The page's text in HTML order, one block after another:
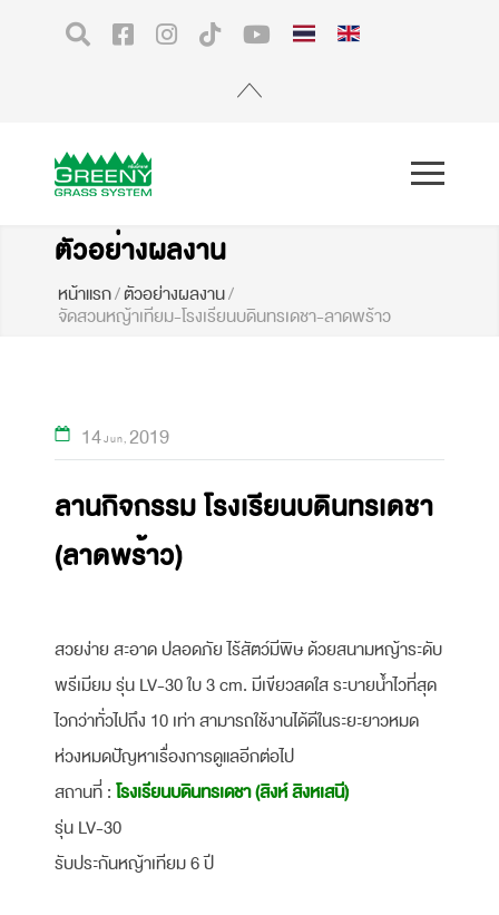
ตัวอย่างผลงาน
หน้าแรก/ตัวอย่างผลงาน/
จัดสวนหญ้าเทียม-โรงเรียนบดินทรเดชา-ลาดพร้าว
14Jun 2019
ลานกิจกรรม โรงเรียนบดินทรเดชา
(ลาดพร้าว)
สวยง่าย สะอาด ปลอดภัย ไร้สัตว์มีพิษ ด้วยสนามหญ้าระดับ
พรีเมียม รุ่น LV-30 ใบ 3 cm. มีเขียวสดใส ระบายน้ำไวที่สุด
ไวกว่าทั่วไปถึง 10 เท่า สามารถใช้งานได้ดีในระยะยาวหมด
ห่วงหมดปัญหาเรื่องการดูแลอีกต่อไป
สถานที่ : โรงเรียนบดินทรเดชา (สิงห์ สิงหเสนี)
รุ่น LV-30
รับประกันหญ้าเทียม 6 ปี